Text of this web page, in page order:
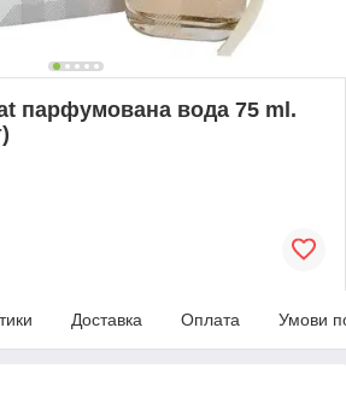
парфумована вода 75 ml.
Доставка Оплата Умови